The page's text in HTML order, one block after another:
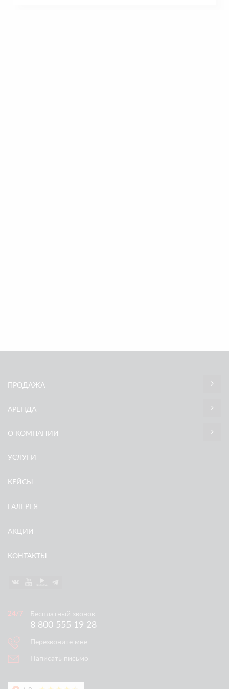
ПРОДАЖА
АРЕНДА
О КОМПАНИИ
УСЛУГИ
КЕЙСЫ
ГАЛЕРЕЯ
АКЦИИ
КОНТАКТЫ
Бесплатный звонок
8 800 555 19 28
Перезвоните мне
Написать письмо